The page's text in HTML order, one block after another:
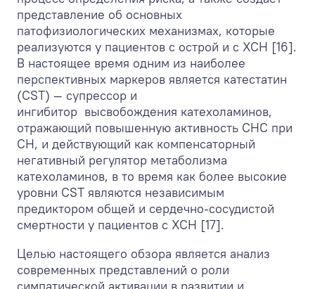
представление об основных
патофизиологических механизмах, которые
реализуются у пациентов с острой и с ХСН [16].
В настоящее время одним из наиболее
перспективных маркеров является катестатин
(CST) — супрессор и
ингибитор высвобождения катехоламинов,
отражающий повышенную активность СНС при
СН, и действующий как компенсаторный
негативный регулятор метаболизма
катехоламинов, в то время как более высокие
уровни CST являются независимым
предиктором общей и сердечно-сосудистой
смертности у пациентов с ХСН [17].
Целью настоящего обзора является анализ
современных представлений о роли